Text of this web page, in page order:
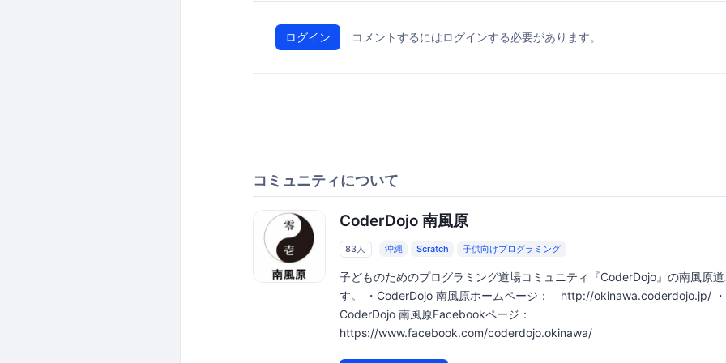
ログイン コメントするにはログインする必要があります。
コミュニティについて
CoderDojo 南風原
83人 沖縄 Scratch 子供向けプログラミング
子どものためのプログラミング道場コミュニティ『CoderDojo』の南風原
す。 ・CoderDojo 南風原ホームページ： http://okinawa.coderdojo.jp/ ・
CoderDojo 南風原Facebookページ：
https://www.facebook.com/coderdojo.okinawa/